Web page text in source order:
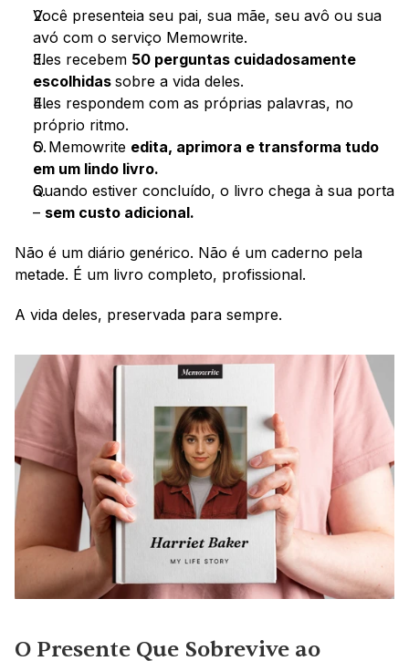
Você presenteia seu pai, sua mãe, seu avô ou sua
avó com o serviço Memowrite.
Eles recebem 50 perguntas cuidadosamente
escolhidas sobre a vida deles.
Eles respondem com as próprias palavras, no
próprio ritmo.
O Memowrite edita, aprimora e transforma tudo
em um lindo livro.
Quando estiver concluído, o livro chega à sua porta
– sem custo adicional.
Não é um diário genérico. Não é um caderno pela
metade. É um livro completo, profissional.
A vida deles, preservada para sempre.
O Presente Que Sobrevive ao